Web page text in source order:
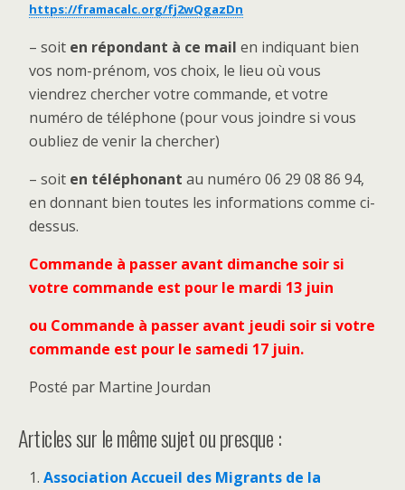
https://framacalc.org/fj2wQgazDn
– soit en répondant à ce mail en indiquant bien
vos nom-prénom, vos choix, le lieu où vous
viendrez chercher votre commande, et votre
numéro de téléphone (pour vous joindre si vous
oubliez de venir la chercher)
– soit en téléphonant au numéro 06 29 08 86 94,
en donnant bien toutes les informations comme ci-
dessus.
Commande à passer avant dimanche soir si
votre commande est pour le mardi 13 juin
ou Commande à passer avant jeudi soir si votre
commande est pour le samedi 17 juin.
Posté par Martine Jourdan
Articles sur le même sujet ou presque :
Association Accueil des Migrants de la